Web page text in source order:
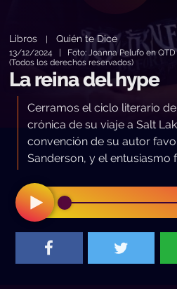
Libros |Quién te Dice
13/12/2024 | Foto: Joanna Pelufo en
(Todos los derechos reservados)
La reina del hype
Cerramos el ciclo literario
crónica de su viaje a Salt
convención de su autor
Sanderson, y el entusiasmo